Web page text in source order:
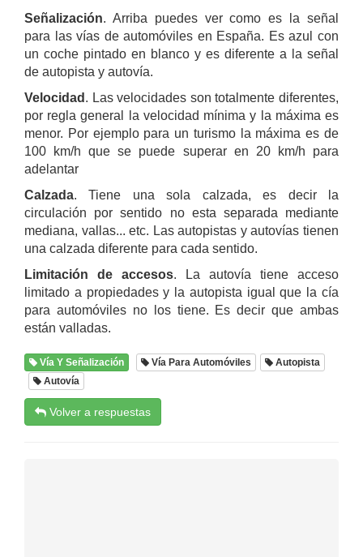
Señalización. Arriba puedes ver como es la señal
para las vías de automóviles en España. Es azul con
un coche pintado en blanco y es diferente a la señal
de autopista y autovía.
Velocidad . Las velocidades son totalmente diferentes,
por regla general la velocidad mínima y la máxima es
menor. Por ejemplo para un turismo la máxima es de
100 km/h que se puede superar en 20 km/h para
adelantar
Calzada. Tiene una sola calzada, es decir la
circulación por sentido no esta separada mediante
mediana, vallas... etc. Las autopistas y autovías tienen
una calzada diferente para cada sentido.
Limitación de accesos. La autovía tiene acceso
limitado a propiedades y la autopista igual que la cía
para automóviles no los tiene. Es decir que ambas
están valladas.
Vía Y Señalización Vía Para Automóviles
Autopista
Autovía
Volver a respuestas